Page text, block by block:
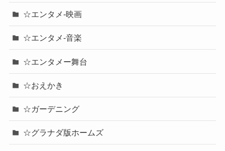
☆エンタメ-映画
☆エンタメ-音楽
☆エンタメー舞台
☆おえかき
☆ガーデニング
☆グラナダ版ホームズ